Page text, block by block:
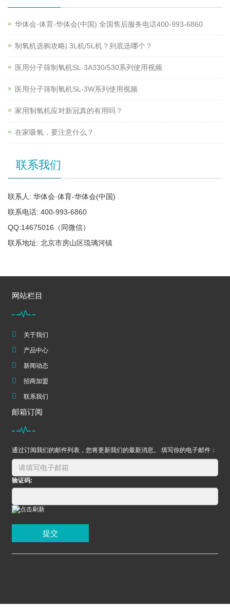
华体会·体育-华体会(中国) 全国售后服务电话400-993-6860
制氧机选购攻略| 3L机/5L机？到底选哪个？
医用分子筛制氧机SL-3A330/530系列使用视频
医用分子筛制氧机SL-3W系列使用视频
家用制氧机应对新冠真的有用吗？
在家吸氧，要注意什么？
联系我们
联系人: 华体会·体育-华体会(中国)
联系电话: 400-993-6860
QQ:14675016（同微信）
联系地址: 北京市房山区琉璃河镇
网站栏目
关于我们
产品中心
新闻动态
招商加盟
联系我们
邮箱订阅
通过订阅我们的邮件列表，您将更新我们的最新消息。 填写你的电子邮件：
验证码:
提交